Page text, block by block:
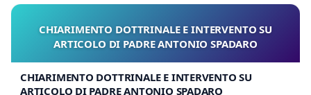
CHIARIMENTO DOTTRINALE E INTERVENTO SU
ARTICOLO DI PADRE ANTONIO SPADARO
CHIARIMENTO DOTTRINALE E INTERVENTO SU
ARTICOLO DI PADRE ANTONIO SPADARO